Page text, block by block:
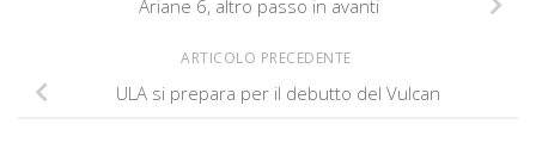
Ariane 6, altro passo in avanti
ARTICOLO PRECEDENTE
ULA si prepara per il debutto del Vulcan